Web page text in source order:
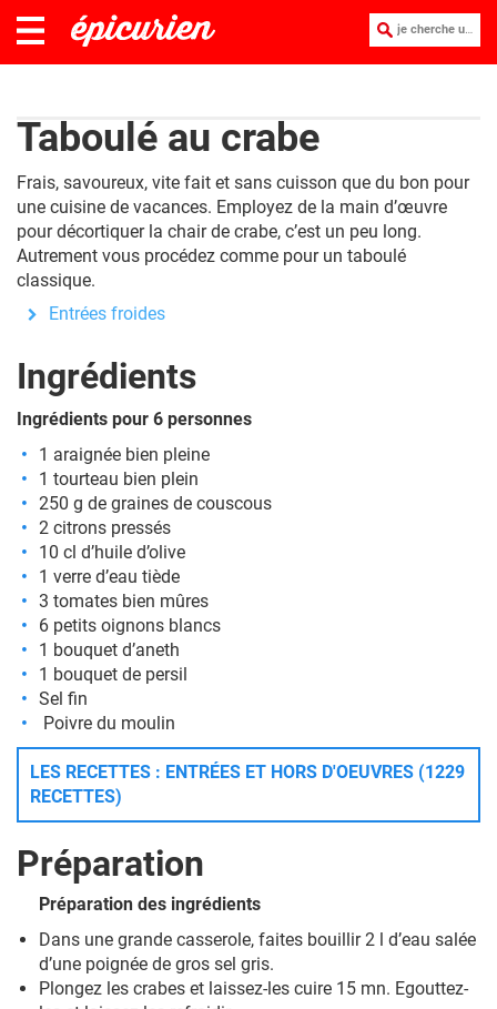
je cherche une recette :
Taboulé au crabe
Frais, savoureux, vite fait et sans cuisson que du bon pour
une cuisine de vacances. Employez de la main d’œuvre
pour décortiquer la chair de crabe, c’est un peu long.
Autrement vous procédez comme pour un taboulé
classique.
Entrées froides
Ingrédients
Ingrédients pour 6 personnes
1 araignée bien pleine
1 tourteau bien plein
250 g de graines de couscous
2 citrons pressés
10 cl d’huile d’olive
1 verre d’eau tiède
3 tomates bien mûres
6 petits oignons blancs
1 bouquet d’aneth
1 bouquet de persil
Sel fin
Poivre du moulin
LES RECETTES : ENTRÉES ET HORS D'OEUVRES (1229
RECETTES)
Préparation
Préparation des ingrédients
Dans une grande casserole, faites bouillir 2 l d’eau salée
d’une poignée de gros sel gris.
Plongez les crabes et laissez-les cuire 15 mn. Egouttez-